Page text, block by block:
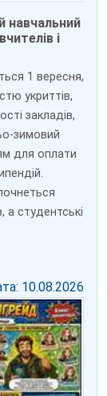
навчальний
і
1 вересня,
укриттів,
закладів,
зимовий
для оплати
а студентські
10.08.2026